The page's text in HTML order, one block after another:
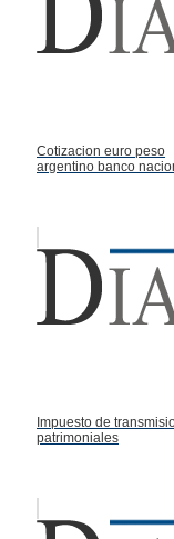
Cotizacion euro peso
argentino banco
Impuesto de
patrimoniales